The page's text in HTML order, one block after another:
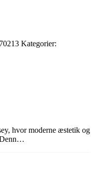
Kategorier:
hvor moderne æstetik og
Denn…